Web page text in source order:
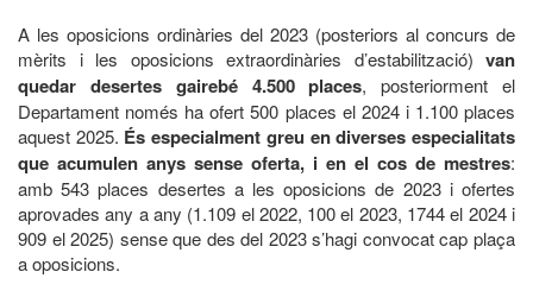
A les oposicions ordinàries del 2023 (posteriors al concurs de
mèrits i les oposicions extraordinàries d’estabilització) van
quedar desertes gairebé 4.500 places, posteriorment el
Departament només ha ofert 500 places el 2024 i 1.100 places
aquest 2025. És especialment greu en diverses especialitats
que acumulen anys sense oferta, i en el cos de mestres:
amb 543 places desertes a les oposicions de 2023 i ofertes
aprovades any a any (1.109 el 2022, 100 el 2023, 1744 el 2024 i
909 el 2025) sense que des del 2023 s’hagi convocat cap plaça
a oposicions.